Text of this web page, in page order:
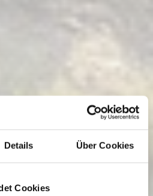
Details Über Cookies
Cookies